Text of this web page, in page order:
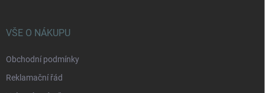
VŠE O NÁKUPU
Obchodní podmínky
Reklamační řád